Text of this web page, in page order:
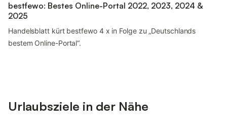
bestfewo: Bestes Online-Portal 2022, 2023, 2024 &
2025
Handelsblatt kürt bestfewo 4 x in Folge zu „Deutschlands
bestem Online-Portal“.
Urlaubsziele in der Nähe